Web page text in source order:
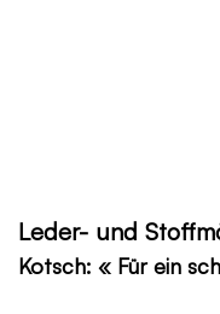
Leder- und
Kotsch: « Für ein